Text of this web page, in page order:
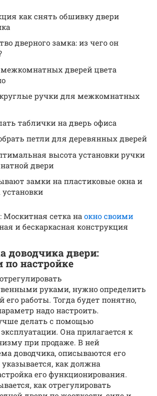
как снять обшивку двери
дверного замка: из чего он
дверей цвета
ручки для межкомнатных
таблички на дверь офиса
петли для деревянных дверей
высота установки ручки
двери
замки на пластиковые окна и
Москитная сетка на окно своими
и бескаркасная конструкция
доводчика двери:
по настройке
руками, нужно определить
его работы. Тогда будет понятно,
надо настроить.
делать с помощью
Она прилагается к
при продаже. В ней
доводчика, описываются его
как должна
его функционирования.
как отрегулировать